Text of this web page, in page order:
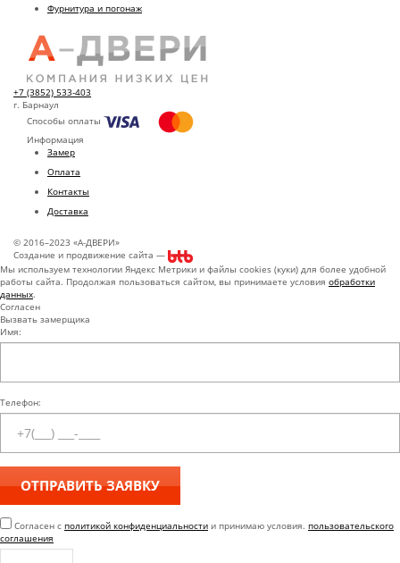
Фурнитура и погонаж
+7 (3852) 533-403
г. Барнаул
Способы оплаты
Информация
Замер
Оплата
Контакты
Доставка
© 2016–2023 «А-ДВЕРИ»
Создание и продвижение сайта —
Мы используем технологии Яндекс Метрики и файлы cookies (куки) для более удобной
работы сайта. Продолжая пользоваться сайтом, вы принимаете условия обработки
данных.
Согласен
Вызвать замерщика
Имя:
Телефон:
Согласен с политикой конфиденциальности и принимаю условия. пользовательского
соглашения